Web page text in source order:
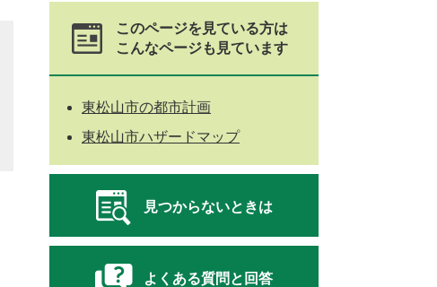
このページを見ている方は
こんなページも見ています
東松山市の都市計画
東松山市ハザードマップ
見つからないときは
よくある質問と回答